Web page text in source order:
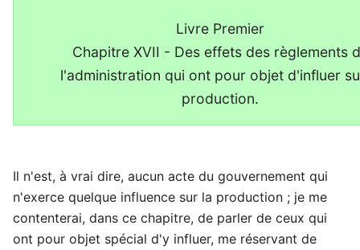
Livre Premier
Chapitre XVII - Des effets des règlements
l'administration qui ont pour objet d'influer
production.
Il n'est, à vrai dire, aucun acte du gouvernement qui
n'exerce quelque influence sur la production ; je me
contenterai, dans ce chapitre, de parler de ceux qui
ont pour objet spécial d'y influer, me réservant de